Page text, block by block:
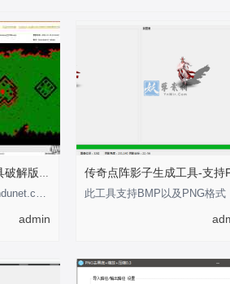
安度地图索引修改工具破解版-支持0-255
工具正版地址：www.andunet.com 制作不易，有经济基础的支持正版软件 以下为正版截
admin